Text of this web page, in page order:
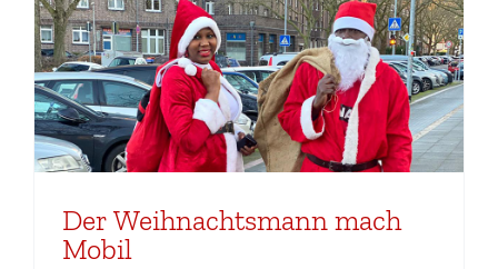
Der Weihnachtsmann mach
Mobil